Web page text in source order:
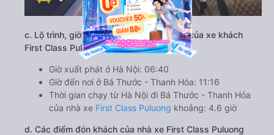
c. Lộ trình, giờ khởi hành và giờ kết thúc của xe khách
First Class Puluong
Giờ xuất phát ở Hà Nội: 06:40
Giờ đến nơi ở Bá Thước - Thanh Hóa: 11:16
Thời gian chạy từ Hà Nội đi Bá Thước - Thanh Hóa
của nhà xe First Class Puluong khoảng: 4.6 giờ
d. Các điểm đón khách của nhà xe First Class Puluong